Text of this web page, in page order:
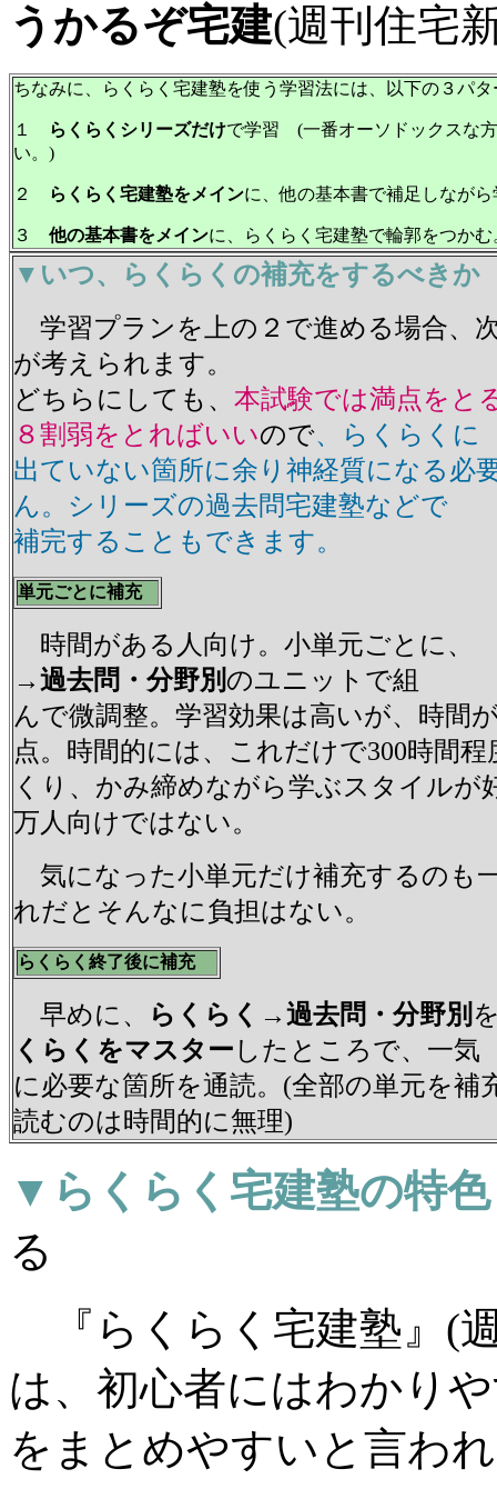
うかるぞ宅建(週刊住宅
ちなみに、らくらく宅建塾を使う学習法には、以下の３パ
１ らくらくシリーズだけで学習 (一番オーソドックスな
い。)
２ らくらく宅建塾をメインに、他の基本書で補足しながら
３ 他の基本書をメインに、らくらく宅建塾で輪郭をつかむ
▼ いつ、らくらくの補充をするべきか
学習プランを上の２で進める場合、
が考えられます。
どちらにしても、 本試験では満点をと
８割弱をとればいいので、らくらくに
出ていない箇所に余り神経質になる必
ん。シリーズの過去問宅建塾などで
補完することもできます。
単元ごとに補充
時間がある人向け。小単元ごとに
→過去問・分野別 のユニットで組
んで微調整。学習効果は高いが、時間
点。時間的には、これだけで300時間
くり、かみ締めながら学ぶスタイルが
万人向けではない。
気になった小単元だけ補充するのも
れだとそんなに負担はない。
らくらく終了後に補充
早めに、 らくらく→過去問・分野別
くらくをマスター したところで、一気
に必要な箇所を通読。(全部の単元を補
読むのは時間的に無理)
▼らくらく宅建塾の特
る
『らくらく宅建塾』(
は、初心者にはわかり
をまとめやすいと言わ